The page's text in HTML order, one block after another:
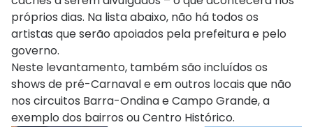
próprios dias. Na lista abaixo, não há todos os
artistas que serão apoiados pela prefeitura e pelo
governo.
Neste levantamento, também são incluídos os
shows de pré-Carnaval e em outros locais que não
nos circuitos Barra-Ondina e Campo Grande, a
exemplo dos bairros ou Centro Histórico.